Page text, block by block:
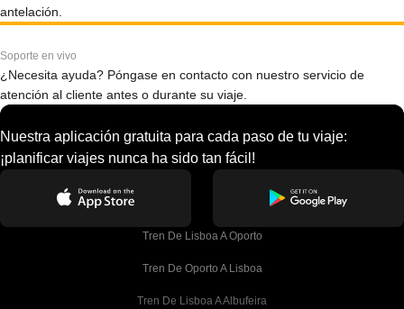
antelación.
Soporte en vivo
¿Necesita ayuda? Póngase en contacto con nuestro servicio de
atención al cliente antes o durante su viaje.
Nuestra aplicación gratuita para cada paso de tu viaje:
¡planificar viajes nunca ha sido tan fácil!
Tren De Lisboa A Oporto
Tren De Oporto A Lisboa
Tren De Lisboa A Albufeira